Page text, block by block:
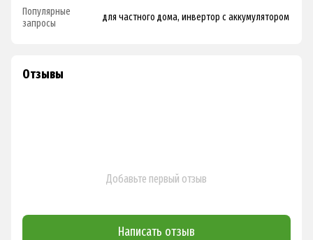
Популярные
запросы
для частного дома, инвертор с аккумулятором
Отзывы
Добавьте первый отзыв
Написать отзыв